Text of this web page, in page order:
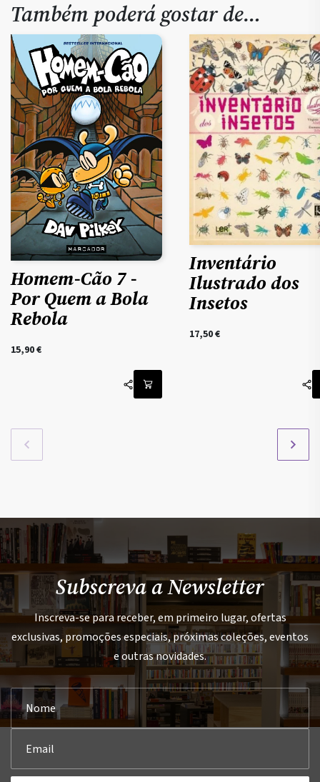
Também poderá gostar de…
Homem-Cão 7 -
Por Quem a Bola
Rebola
15,90€
Inventário
Ilustrado dos
Insetos
17,50€
Subscreva a Newsletter
Inscreva-se para receber, em primeiro lugar, ofertas
exclusivas, promoções especiais, próximas coleções, eventos
e outras novidades.